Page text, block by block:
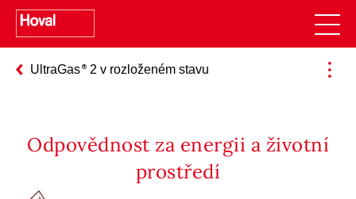
UltraGas 2 v rozloženém stavu
Odpovědnost za energii a životní
prostředí